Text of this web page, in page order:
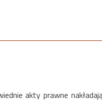
akty prawne